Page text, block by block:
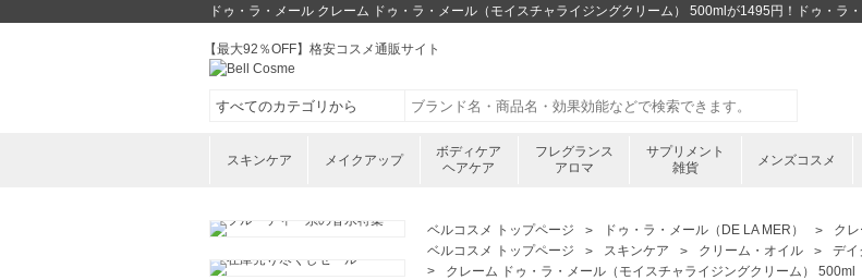
ドゥ・ラ・メール クレーム ドゥ・ラ・メール（モイスチャライジングクリーム） 500mlが1495円！ドゥ・ラ
【最大92％OFF】格安コスメ通販サイト
スキンケア メイクアップ
ボディケア
ヘアケア
フレグランス
アロマ
サプリメント
雑貨
メンズコスメ
ベルコスメ トップページ ドゥ・ラ・メール（DE LA MER）
ク
ベルコスメ トップページ
スキンケア クリーム・オイル
デイ
クレーム ドゥ・ラ・メール（モイスチャライジングクリーム） 500ml